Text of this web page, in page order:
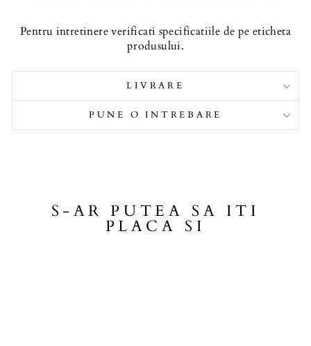
Pentru intretinere verificati specificatiile de pe eticheta
produsului.
LIVRARE
PUNE O INTREBARE
S-AR PUTEA SA ITI
PLACA SI